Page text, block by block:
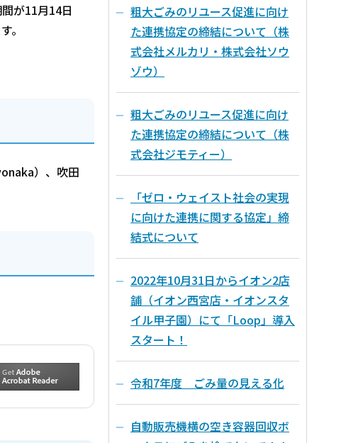
が11月14日
。
）、吹田
粗大ごみのリユース促進に向け
た連携協定の締結について（株
式会社メルカリ・株式会社ソウ
ゾウ）
粗大ごみのリユース促進に向け
た連携協定の締結について（株
式会社ジモティー）
「ゼロ・ウェイスト社会の実現
に向けた連携に関する協定」締
結式について
2022年10月31日からイオン2店
舗（イオン西宮店・イオンスタ
イル甲子園）にて「Loop」導入
スタート！
令和7年度 ごみ量の見える化
自動販売機横の空き容器回収ボ